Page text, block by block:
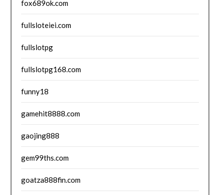
fox689ok.com
fullsloteiei.com
fullslotpg
fullslotpg168.com
funny18
gamehit8888.com
gaojing888
gem99ths.com
goatza888fin.com